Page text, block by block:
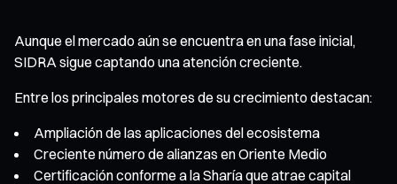
Aunque el mercado aún se encuentra en una fase inicial,
SIDRA sigue captando una atención creciente.
Entre los principales motores de su crecimiento destacan:
Ampliación de las aplicaciones del ecosistema
Creciente número de alianzas en Oriente Medio
Certificación conforme a la Sharía que atrae capital